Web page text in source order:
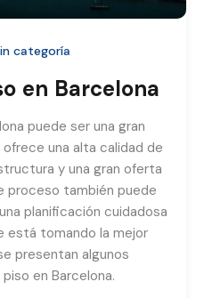
categoría
en Barcelona
puede ser una gran
una alta calidad de
y una gran oferta
proceso también puede
planificación cuidadosa
está tomando la mejor
presentan algunos
en Barcelona.